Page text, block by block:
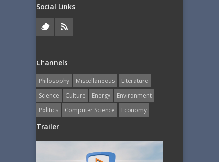
Social Links
Channels
Philosophy Miscellaneous
Literature
Science
Culture Energy
Εnvironment
Politics
Computer Science Economy
Trailer